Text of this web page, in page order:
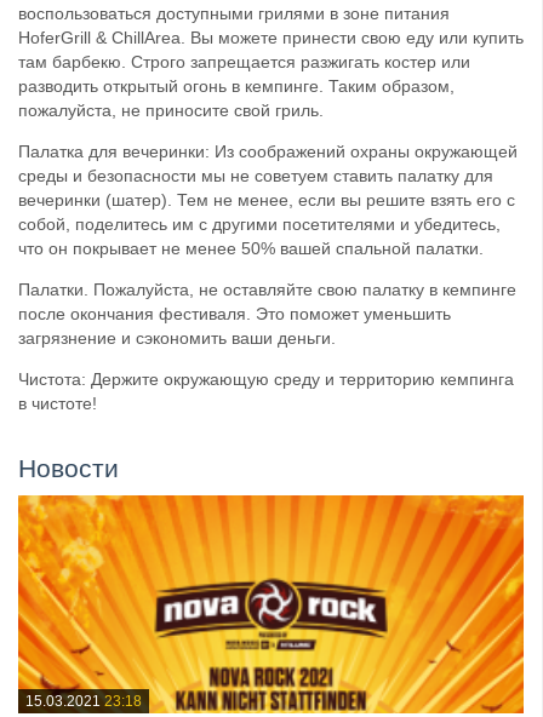
воспользоваться доступными грилями в зоне питания
HoferGrill & ChillArea. Вы можете принести свою еду или купить
там барбекю. Строго запрещается разжигать костер или
разводить открытый огонь в кемпинге. Таким образом,
пожалуйста, не приносите свой гриль.
Палатка для вечеринки: Из соображений охраны окружающей
среды и безопасности мы не советуем ставить палатку для
вечеринки (шатер). Тем не менее, если вы решите взять его с
собой, поделитесь им с другими посетителями и убедитесь,
что он покрывает не менее 50% вашей спальной палатки.
Палатки. Пожалуйста, не оставляйте свою палатку в кемпинге
после окончания фестиваля. Это поможет уменьшить
загрязнение и сэкономить ваши деньги.
Чистота: Держите окружающую среду и территорию кемпинга
в чистоте!
Новости
15.03.2021 23:18